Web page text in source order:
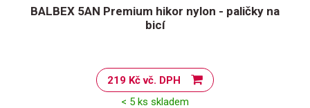
BALBEX 5AN Premium hikor nylon - paličky na
bicí
219 Kč vč. DPH
< 5 ks skladem